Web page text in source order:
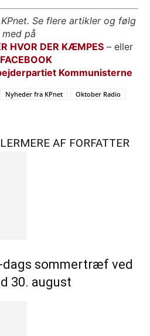
Se flere artikler og følg
med på
HVOR DER KÆMPES – eller
FACEBOOK
Kommunisterne
Nyheder fra KPnet
Oktober Radio
MERE AF FORFATTER
dags sommertræf ved
30. august